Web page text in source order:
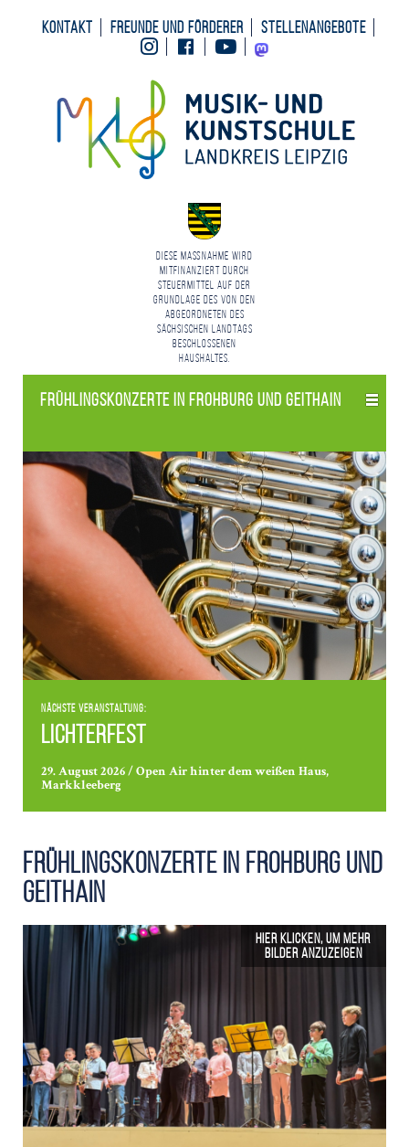
Kontakt Freunde und Förderer
Stellenangebote
InstagramFacebookYoutubeMastodon
Diese Maßnahme wird
mitfinanziert durch
Steuermittel auf der
Grundlage des von den
Abgeordneten des
Sächsischen Landtags
beschlossenen
Haushaltes.
Frühlings­konzerte in Frohburg und Geithain
Nächste Veranstaltung:
Lichterfest
29. August 2026 / Open Air hinter dem weißen Haus,
Markkleeberg
Frühlings­konzerte in Frohburg und
Geithain